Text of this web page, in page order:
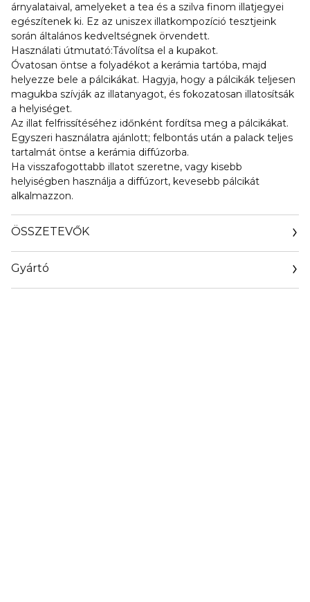
árnyalataival, amelyeket a tea és a szilva finom illatjegyei
egészítenek ki. Ez az uniszex illatkompozíció tesztjeink
során általános kedveltségnek örvendett.
Használati útmutató:Távolítsa el a kupakot.
Óvatosan öntse a folyadékot a kerámia tartóba, majd
helyezze bele a pálcikákat. Hagyja, hogy a pálcikák teljesen
magukba szívják az illatanyagot, és fokozatosan illatosítsák
a helyiséget.
Az illat felfrissítéséhez időnként fordítsa meg a pálcikákat.
Egyszeri használatra ajánlott; felbontás után a palack teljes
tartalmát öntse a kerámia diffúzorba.
Ha visszafogottabb illatot szeretne, vagy kisebb
helyiségben használja a diffúzort, kevesebb pálcikát
alkalmazzon.
ÖSSZETEVŐK
Gyártó